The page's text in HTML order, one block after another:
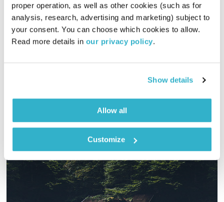
proper operation, as well as other cookies (such as for
analysis, research, advertising and marketing) subject to
your consent. You can choose which cookies to allow.
Read more details in our privacy policy.
Show details
Allow all
Customize
גוספל
טיול שבת
מיכל גפן
מיכל גפן מזמינה אתכם לשעתיים של מוזיקה שמגיעה מכל קצווי